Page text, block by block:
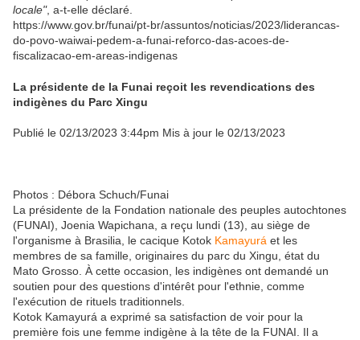
locale", a-t-elle déclaré.
https://www.gov.br/funai/pt-br/assuntos/noticias/2023/liderancas-
do-povo-waiwai-pedem-a-funai-reforco-das-acoes-de-
fiscalizacao-em-areas-indigenas
La présidente de la Funai reçoit les revendications des
indigènes du Parc Xingu
Publié le 02/13/2023 3:44pm Mis à jour le 02/13/2023
Photos : Débora Schuch/Funai
La présidente de la Fondation nationale des peuples autochtones
(FUNAI), Joenia Wapichana, a reçu lundi (13), au siège de
l'organisme à Brasilia, le cacique Kotok Kamayurá et les
membres de sa famille, originaires du parc du Xingu, état du
Mato Grosso. À cette occasion, les indigènes ont demandé un
soutien pour des questions d'intérêt pour l'ethnie, comme
l'exécution de rituels traditionnels.
Kotok Kamayurá a exprimé sa satisfaction de voir pour la
première fois une femme indigène à la tête de la FUNAI. Il a